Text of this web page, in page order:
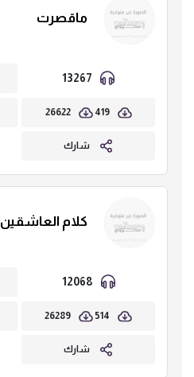
ماقصرت
419
26622
شارك
كلام العاشقين
514
26289
شارك